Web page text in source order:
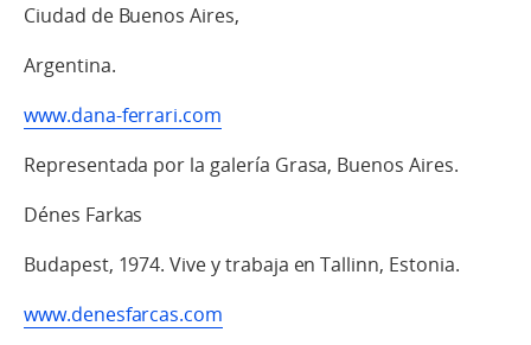
Ciudad de Buenos Aires,
Argentina.
www.dana-ferrari.com
Representada por la galería Grasa, Buenos Aires.
Dénes Farkas
Budapest, 1974. Vive y trabaja en Tallinn, Estonia.
www.denesfarcas.com